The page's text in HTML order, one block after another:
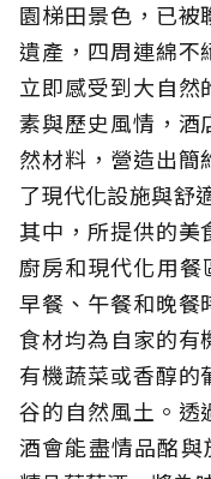
園梯田景色，已被
遺產，四周連綿不
立即感受到大自然
素與歷史風情，酒
然材料，營造出簡
了現代化設施與舒
其中，所提供的美
廚房和現代化用
早餐、午餐和晚餐
食材均為自家的有
有機蔬菜或香醇的
谷的自然風土。透
酒會能盡情品酩